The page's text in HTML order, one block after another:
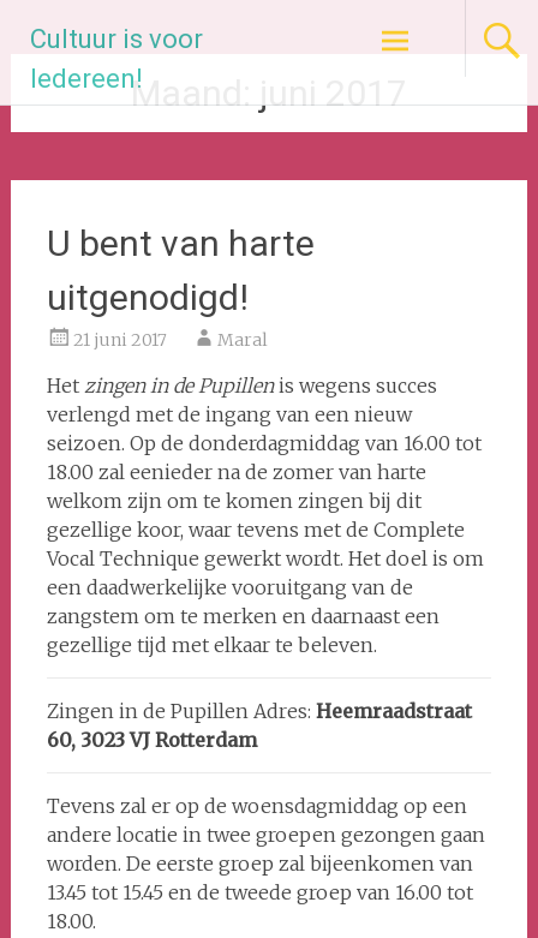
naar
inhoud
Cultuur is voor
Iedereen!Maand:juni 2017
U bent van harte
uitgenodigd!
21 juni 2017 Maral
Het zingen in de Pupillenis wegens succes
verlengd met de ingang van een nieuw
seizoen. Op de donderdagmiddag van 16.00 tot
18.00 zal eenieder na de zomer van harte
welkom zijn om te komen zingen bij dit
gezellige koor, waar tevens met de Complete
Vocal Technique gewerkt wordt. Het doel is om
een daadwerkelijke vooruitgang van de
zangstem om te merken en daarnaast een
gezellige tijd met elkaar te beleven.
Zingen in de Pupillen Adres: Heemraadstraat
60, 3023 VJ Rotterdam
Tevens zal er op de woensdagmiddag op een
andere locatie in twee groepen gezongen gaan
worden. De eerste groep zal bijeenkomen van
13.45 tot 15.45 en de tweede groep van 16.00 tot
18.00.